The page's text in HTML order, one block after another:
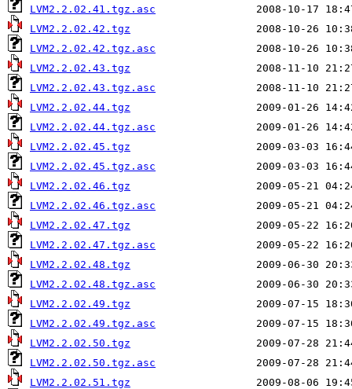
LVM2.2.02.41.tgz.asc
LVM2.2.02.42.tgz
LVM2.2.02.42.tgz.asc
LVM2.2.02.43.tgz
LVM2.2.02.43.tgz.asc
LVM2.2.02.44.tgz
LVM2.2.02.44.tgz.asc
LVM2.2.02.45.tgz
LVM2.2.02.45.tgz.asc
LVM2.2.02.46.tgz
LVM2.2.02.46.tgz.asc
LVM2.2.02.47.tgz
LVM2.2.02.47.tgz.asc
LVM2.2.02.48.tgz
LVM2.2.02.48.tgz.asc
LVM2.2.02.49.tgz
LVM2.2.02.49.tgz.asc
LVM2.2.02.50.tgz
LVM2.2.02.50.tgz.asc
LVM2.2.02.51.tgz